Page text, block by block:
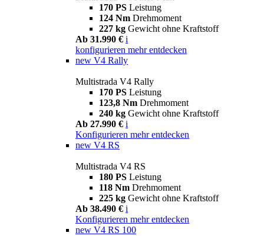
170 PS Leistung
124 Nm Drehmoment
227 kg Gewicht ohne Kraftstoff
Ab 31.990 € i
konfigurieren mehr entdecken
new V4 Rally
Multistrada V4 Rally
170 PS Leistung
123,8 Nm Drehmoment
240 kg Gewicht ohne Kraftstoff
Ab 27.990 € i
Konfigurieren mehr entdecken
new V4 RS
Multistrada V4 RS
180 PS Leistung
118 Nm Drehmoment
225 kg Gewicht ohne Kraftstoff
Ab 38.490 € i
Konfigurieren mehr entdecken
new V4 RS 100